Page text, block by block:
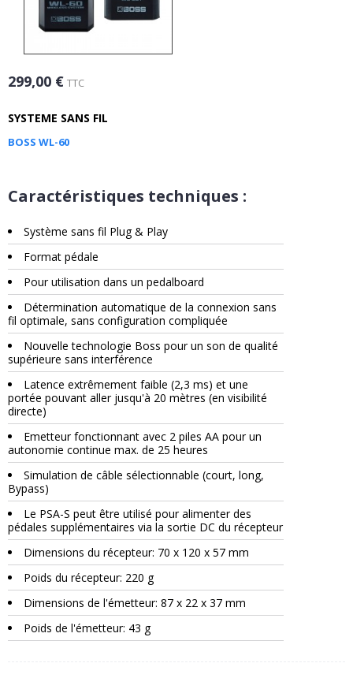
299,00 € TTC
SYSTEME SANS FIL
BOSS WL-60
Caractéristiques techniques :
Système sans fil Plug & Play
Format pédale
Pour utilisation dans un pedalboard
Détermination automatique de la connexion sans
fil optimale, sans configuration compliquée
Nouvelle technologie Boss pour un son de qualité
supérieure sans interférence
Latence extrêmement faible (2,3 ms) et une
portée pouvant aller jusqu'à 20 mètres (en visibilité
directe)
Emetteur fonctionnant avec 2 piles AA pour un
autonomie continue max. de 25 heures
Simulation de câble sélectionnable (court, long,
Bypass)
Le PSA-S peut être utilisé pour alimenter des
pédales supplémentaires via la sortie DC du récepteur
Dimensions du récepteur: 70 x 120 x 57 mm
Poids du récepteur: 220 g
Dimensions de l'émetteur: 87 x 22 x 37 mm
Poids de l'émetteur: 43 g